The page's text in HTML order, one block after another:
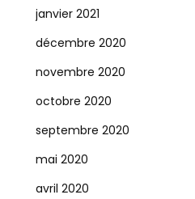
janvier 2021
décembre 2020
novembre 2020
octobre 2020
septembre 2020
mai 2020
avril 2020